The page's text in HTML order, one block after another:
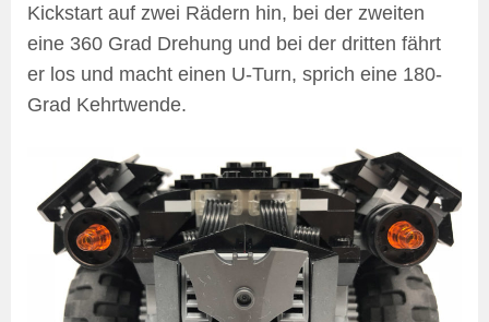
Kickstart auf zwei Rädern hin, bei der zweiten
eine 360 Grad Drehung und bei der dritten fährt
er los und macht einen U-Turn, sprich eine 180-
Grad Kehrtwende.